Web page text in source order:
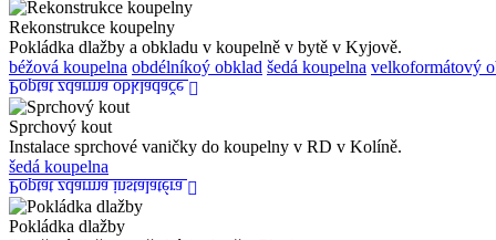
Rekonstrukce koupelny
Pokládka dlažby a obkladu v koupelně v bytě v Kyjově.
béžová koupelna obdélníkoý obklad šedá koupelna velkoformátový
Poptat zdarma obkladače
Sprchový kout
Instalace sprchové vaničky do koupelny v RD v Kolíně.
šedá koupelna
Poptat zdarma instalatéra
Pokládka dlažby